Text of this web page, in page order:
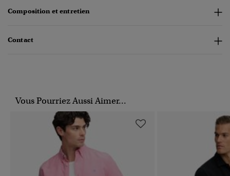
Composition et entretien
Contact
Vous Pourriez Aussi Aimer...